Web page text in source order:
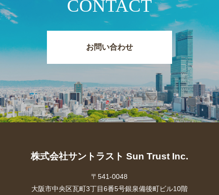
CONTACT
お問い合わせ
株式会社サントラスト Sun Trust Inc.
〒541-0048
大阪市中央区瓦町3丁目6番5号銀泉備後町ビル10階